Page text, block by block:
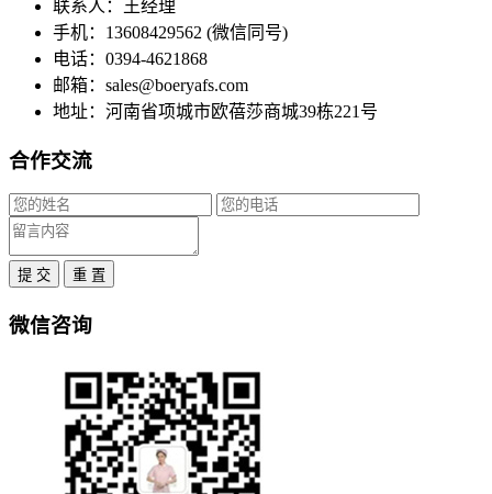
联系人：王经理
手机：13608429562 (微信同号)
电话：0394-4621868
邮箱：sales@boeryafs.com
地址：河南省项城市欧蓓莎商城39栋221号
合作交流
提 交 重 置
微信咨询